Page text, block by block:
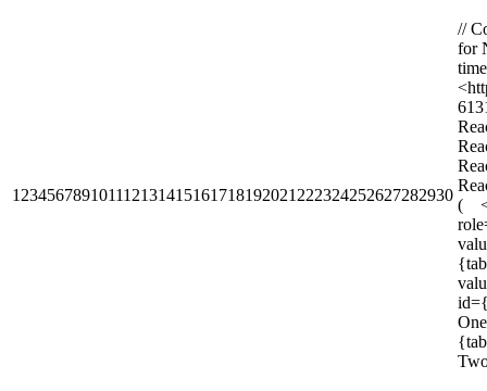
123456789101112131415161718192021222324252627282930
//
for
(